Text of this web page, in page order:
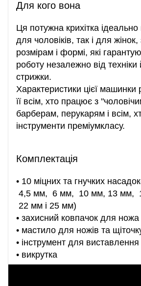
Для кого вона
Ця потужна крихітка ідеально
для чоловіків, так і для
розмірам і формі, які
роботу незалежно від техніки
стрижки.
Характеристики цієї
її всім, хто працює з
барберам, перукарям і всім,
інструменти преміумкласу.
Комплектація
• 10 міцних та гнучких
4,5 мм, 6 мм, 10 мм, 13 мм,
22 мм і 25 мм)
• захисний ковпачок для ножа
• мастило для ножів та
• інструмент для
• викрутка